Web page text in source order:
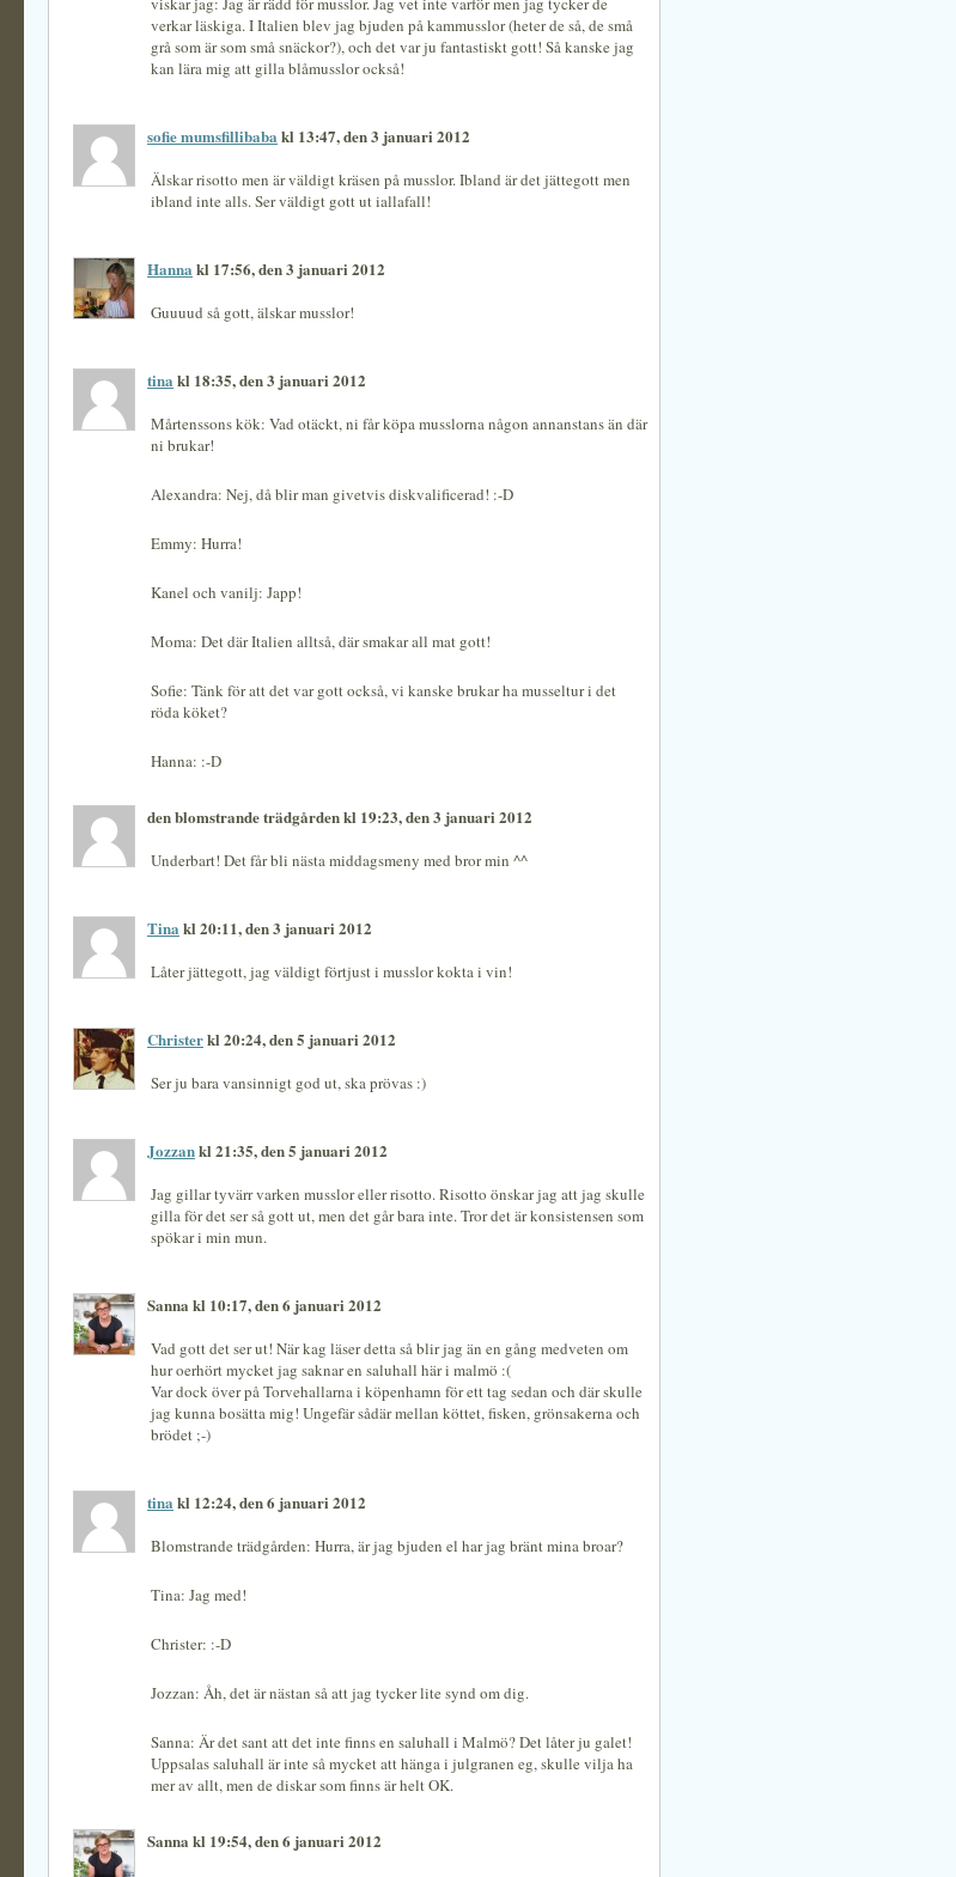
verkar läskiga. I Italien blev jag bjuden på kammusslor (heter de så, de små
grå som är som små snäckor?), och det var ju fantastiskt gott! Så kanske jag
kan lära mig att gilla blåmusslor också!
sofie mumsfillibaba kl 13:47, den 3 januari 2012
Älskar risotto men är väldigt kräsen på musslor. Ibland är det jättegott men
ibland inte alls. Ser väldigt gott ut iallafall!
Hanna kl 17:56, den 3 januari 2012
Guuuud så gott, älskar musslor!
tina kl 18:35, den 3 januari 2012
Mårtenssons kök: Vad otäckt, ni får köpa musslorna någon annanstans än där
ni brukar!
Alexandra: Nej, då blir man givetvis diskvalificerad! :-D
Emmy: Hurra!
Kanel och vanilj: Japp!
Moma: Det där Italien alltså, där smakar all mat gott!
Sofie: Tänk för att det var gott också, vi kanske brukar ha musseltur i det
röda köket?
Hanna: :-D
den blomstrande trädgården kl 19:23, den 3 januari 2012
Underbart! Det får bli nästa middagsmeny med bror min ^^
Tina kl 20:11, den 3 januari 2012
Låter jättegott, jag väldigt förtjust i musslor kokta i vin!
Christerkl 20:24, den 5 januari 2012
Ser ju bara vansinnigt god ut, ska prövas :)
Jozzankl 21:35, den 5 januari 2012
Jag gillar tyvärr varken musslor eller risotto. Risotto önskar jag att jag skulle
gilla för det ser så gott ut, men det går bara inte. Tror det är konsistensen som
spökar i min mun.
Sanna kl 10:17, den 6 januari 2012
Vad gott det ser ut! När kag läser detta så blir jag än en gång medveten om
hur oerhört mycket jag saknar en saluhall här i malmö :(
Var dock över på Torvehallarna i köpenhamn för ett tag sedan och där skulle
jag kunna bosätta mig! Ungefär sådär mellan köttet, fisken, grönsakerna och
brödet ;-)
tina kl 12:24, den 6 januari 2012
Blomstrande trädgården: Hurra, är jag bjuden el har jag bränt mina broar?
Tina: Jag med!
Christer: :-D
Jozzan: Åh, det är nästan så att jag tycker lite synd om dig.
Sanna: Är det sant att det inte finns en saluhall i Malmö? Det låter ju galet!
Uppsalas saluhall är inte så mycket att hänga i julgranen eg, skulle vilja ha
mer av allt, men de diskar som finns är helt OK.
Sanna kl 19:54, den 6 januari 2012